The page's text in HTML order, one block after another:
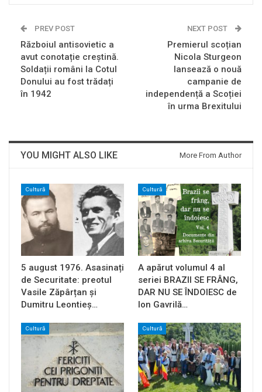
PREV POST
Războiul antisovietic a
avut conotație creștină.
Soldații români la Cotul
Donului au fost trădați
în 1942
NEXT POST
Premierul scoțian
Nicola Sturgeon
lansează o nouă
campanie de
independență a Scoției
în urma Brexitului
YOU MIGHT ALSO LIKE More From Author
Cultură
5 august 1976. Asasinați
de Securitate: preotul
Vasile Zăpârțan și
Dumitru Leontieș…
Cultură
A apărut volumul 4 al
seriei BRAZII SE FRÂNG,
DAR NU SE ÎNDOIESC de
Ion Gavrilă…
Cultură Cultură